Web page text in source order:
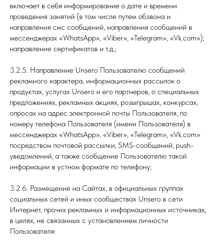
включает в себя информирование о дате и времени
проведения занятий (в том числе путем обзвона и
направления смс сообщений, направления сообщений в
мессенджерах «WhatsApp», «Viber», «Telegram», «Vk.com»);
направление сертификатов и т.д.;
3.2.5. Направление Unsero Пользователю сообщений
рекламного характера, информационных рассылок о
продуктах, услугах Unsero и его партнеров, о специальных
предложениях, рекламных акциях, розыгрышах, конкурсах,
опросах на адрес электронной почты Пользователя, по
номеру телефона Пользователя (имени Пользователя) в
мессенджерах «WhatsApp», «Viber», «Telegram», «Vk.com»
посредством почтовой рассылки, SMS-сообщений, push-
уведомлений, а также сообщение Пользователю такой
информации в устном формате по телефону;
3.2.6. Размещение на Сайтах, в официальных группах
социальных сетей и иных сообществах Unsero в сети
Интернет, прочих рекламных и информационных источниках,
в целях, не связанных с установлением личности
Пользователя: